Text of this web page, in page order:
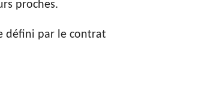
proches.
défini par le contrat